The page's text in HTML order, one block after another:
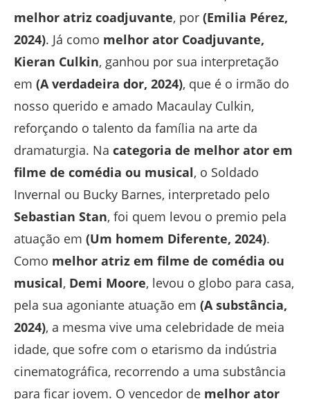
melhor atriz coadjuvante, por (Emilia Pérez,
2024). Já como melhor ator Coadjuvante,
Kieran Culkin, ganhou por sua interpretação
em (A verdadeira dor, 2024), que é o irmão do
nosso querido e amado Macaulay Culkin,
reforçando o talento da família na arte da
dramaturgia. Na categoria de melhor ator em
filme de comédia ou musical, o Soldado
Invernal ou Bucky Barnes, interpretado pelo
Sebastian Stan, foi quem levou o premio pela
atuação em (Um homem Diferente, 2024).
Como melhor atriz em filme de comédia ou
musical, Demi Moore, levou o globo para casa,
pela sua agoniante atuação em (A substância,
2024), a mesma vive uma celebridade de meia
idade, que sofre com o etarismo da indústria
cinematográfica, recorrendo a uma substância
para ficar jovem. O vencedor de melhor ator